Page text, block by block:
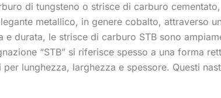
di tungsteno o strisce di carburo
metallico, in genere cobalto, attraverso
durata, le strisce di carburo STB sono
“STB” si riferisce spesso a una forma
lunghezza, larghezza e spessore. Questi